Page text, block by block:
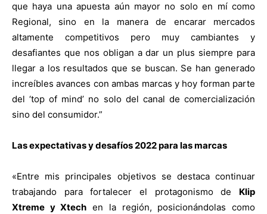
que haya una apuesta aún mayor no solo en mí como
Regional, sino en la manera de encarar mercados
altamente competitivos pero muy cambiantes y
desafiantes que nos obligan a dar un plus siempre para
llegar a los resultados que se buscan. Se han generado
increíbles avances con ambas marcas y hoy forman parte
del ‘top of mind’ no solo del canal de comercialización
sino del consumidor.”
Las expectativas y desafíos 2022 para las marcas
«Entre mis principales objetivos se destaca continuar
trabajando para fortalecer el protagonismo de Klip
Xtreme y Xtech en la región, posicionándolas como